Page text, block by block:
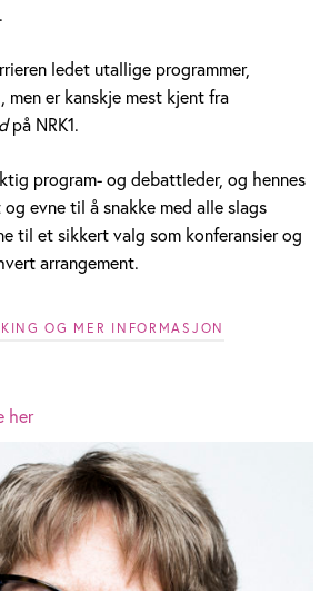
ledet utallige programmer,
er kanskje mest kjent fra
på NRK1.
program- og debattleder, og hennes
evne til å snakke med alle slags
til et sikkert valg som konferansier og
arrangement.
OG MER INFORMASJON
her